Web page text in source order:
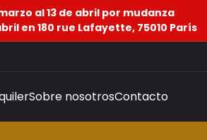
al 13 de abril por mudanza
en 180 rue Lafayette, 75010 París
Sobre nosotrosContacto